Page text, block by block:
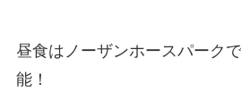
昼食はノーザンホースパーク
能！